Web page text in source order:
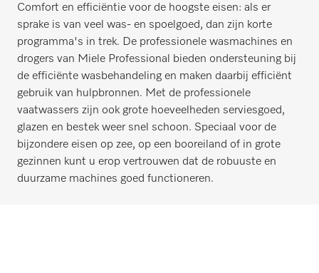
Comfort en efficiëntie voor de hoogste eisen: als er
sprake is van veel was- en spoelgoed, dan zijn korte
programma's in trek. De professionele wasmachines en
drogers van Miele Professional bieden ondersteuning bij
de efficiënte wasbehandeling en maken daarbij efficiënt
gebruik van hulpbronnen. Met de professionele
vaatwassers zijn ook grote hoeveelheden serviesgoed,
glazen en bestek weer snel schoon. Speciaal voor de
bijzondere eisen op zee, op een booreiland of in grote
gezinnen kunt u erop vertrouwen dat de robuuste en
duurzame machines goed functioneren.